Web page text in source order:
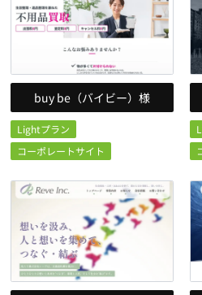
buy be（バイビー）様
Lightプラン
コーポレートサイト